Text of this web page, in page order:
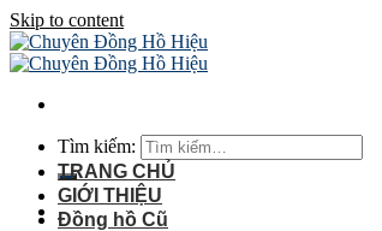
Skip to content
Tìm kiếm:
TRANG CHỦ
GIỚI THIỆU
Đồng hồ Cũ